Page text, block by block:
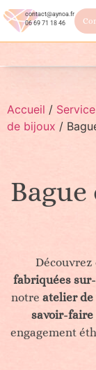
contact@aynoa.fr
06 69 71 18 46
Accueil /
de bijoux /
Découvrez
fabriquées
notre atelier de
savoir-
engagement